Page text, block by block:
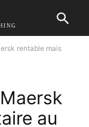
rentable mais
au